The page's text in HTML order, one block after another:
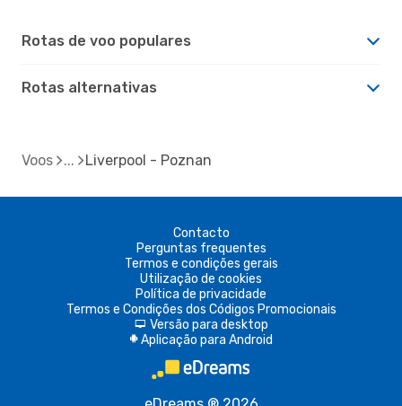
Rotas de voo populares
Rotas alternativas
Voos Liverpool - Poznan
Contacto
Perguntas frequentes
Termos e condições gerais
Utilização de cookies
Política de privacidade
Termos e Condições dos Códigos Promocionais
d Versão para desktop
A Aplicação para Android